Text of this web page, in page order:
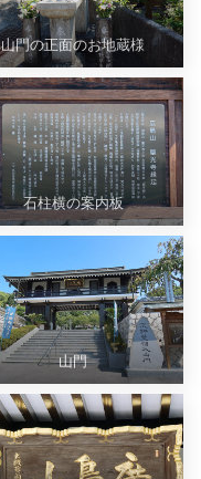
山門の正面のお地蔵様
石柱横の案内板
山門